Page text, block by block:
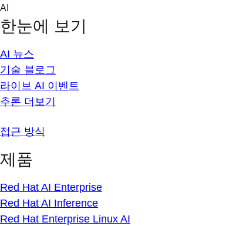
Skip
content
AI
한눈에 보기
AI 뉴스
기술 블로그
라이브 AI 이벤트
추론 더보기
접근 방식
제품
Red Hat AI Enterprise
Red Hat AI Inference
Red Hat Enterprise Linux AI